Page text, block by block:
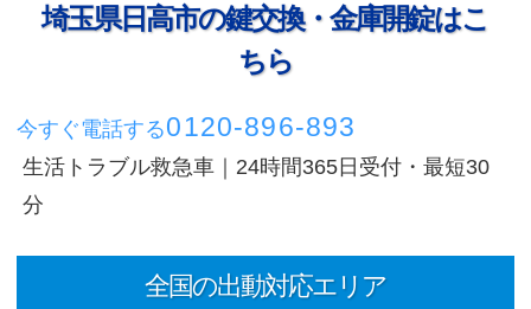
埼玉県日高市の鍵交換・金庫開錠はこ
ちら
今すぐ電話する0120-896-893
生活トラブル救急車｜24時間365日受付・最短30
分
全国の出動対応エリア